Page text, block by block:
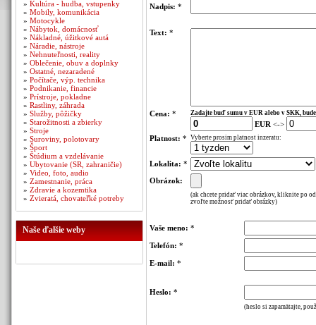
» Kultúra - hudba, vstupenky
» Mobily, komunikácia
» Motocykle
» Nábytok, domácnosť
» Nákladné, úžitkové autá
» Náradie, nástroje
» Nehnuteľnosti, reality
» Oblečenie, obuv a doplnky
» Ostatné, nezaradené
» Počítače, výp. technika
» Podnikanie, financie
» Prístroje, pokladne
» Rastliny, záhrada
» Služby, pôžičky
» Starožitnosti a zbierky
» Stroje
» Suroviny, polotovary
» Šport
» Štúdium a vzdelávanie
» Ubytovanie (SR, zahraničie)
» Video, foto, audio
» Zamestnanie, práca
» Zdravie a kozemtika
» Zvieratá, chovateľké potreby
Naše ďalšie weby
Nadpis: *
Text: *
Cena: * Zadajte buď sumu v EUR alebo v SKK,
EUR <->
Platnost: * Vyberte prosim platnost inzeratu:
Lokalita: *
Obrázok:
(ak chcete pridať viac obrázkov, kliknite po
zvoľte možnosť pridať obrázky)
Vaše meno: *
Telefón: *
E-mail: *
Heslo: *
(heslo si zapamätajte,